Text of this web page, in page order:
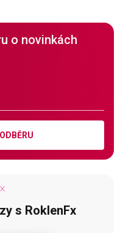
o novinkách
s RoklenFx